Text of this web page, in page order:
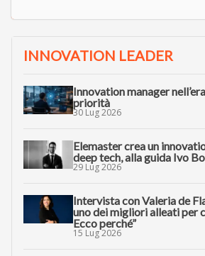
INNOVATION LEADER
Innovation manager
priorità
30 Lug 2026
Elemaster crea un
deep tech, alla guida Ivo
29 Lug 2026
Intervista con Valeria de
uno dei migliori alleati per
Ecco perché”
15 Lug 2026